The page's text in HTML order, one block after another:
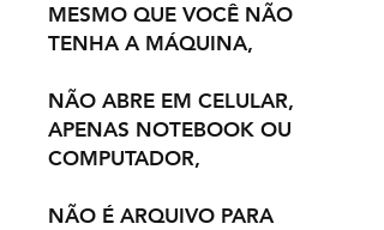
MESMO QUE VOCÊ NÃO
TENHA A MÁQUINA,
NÃO ABRE EM CELULAR,
APENAS NOTEBOOK OU
COMPUTADOR,
NÃO É ARQUIVO PARA